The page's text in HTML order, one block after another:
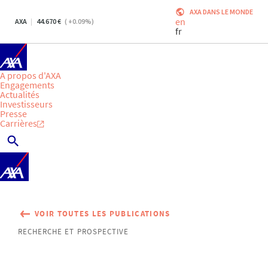
AXA 44.670 ( +0.09%)
AXA DANS LE MONDE
en
fr
A propos d'AXA
Engagements
Actualités
Investisseurs
Presse
Carrières
VOIR TOUTES LES PUBLICATIONS
RECHERCHE ET PROSPECTIVE